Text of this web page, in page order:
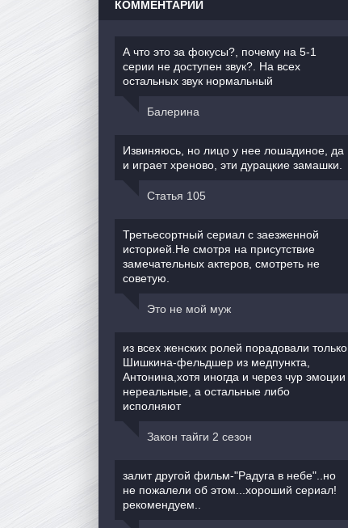
КОММЕНТАРИИ
А что это за фокусы?, почему на 5-1
серии не доступен звук?. На всех
остальных звук нормальный
Балерина
Извиняюсь, но лицо у нее лошадиное, да
и играет хреново, эти дурацкие замашки.
Статья 105
Третьесортный сериал с заезженной
историей.Не смотря на присутствие
замечательных актеров, смотреть не
советую.
Это не мой муж
из всех женских ролей порадовали только
Шишкина-фельдшер из медпункта,
Антонина,хотя иногда и через чур эмоции
нереальные, а остальные либо
исполняют
Закон тайги 2 сезон
залит другой фильм-"Радуга в небе"..но
не пожалели об этом...хороший сериал!
рекомендуем..